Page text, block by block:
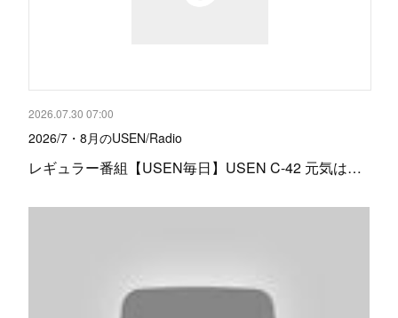
2026.07.30 07:00
2026/7・8月のUSEN/Radio
レギュラー番組【USEN毎日】USEN C-42 元気は…